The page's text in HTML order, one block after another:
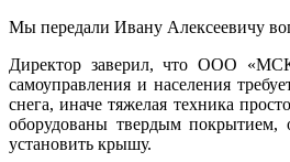
Мы передали Ивану Алексеевичу
Директор заверил, что ООО
самоуправления и населения
снега, иначе тяжелая техника
оборудованы твердым
установить крышу.